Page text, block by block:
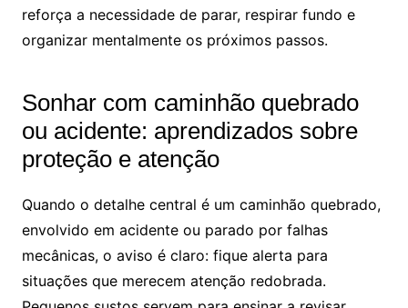
reforça a necessidade de parar, respirar fundo e
organizar mentalmente os próximos passos.
Sonhar com caminhão quebrado
ou acidente: aprendizados sobre
proteção e atenção
Quando o detalhe central é um caminhão quebrado,
envolvido em acidente ou parado por falhas
mecânicas, o aviso é claro: fique alerta para
situações que merecem atenção redobrada.